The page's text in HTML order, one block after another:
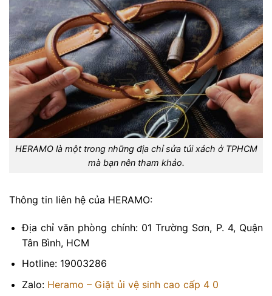
HERAMO là một trong những địa chỉ sửa túi xách ở TPHCM
mà bạn nên tham khảo.
Thông tin liên hệ của HERAMO:
Địa chỉ văn phòng chính: 01 Trường Sơn, P. 4, Quận
Tân Bình, HCM
Hotline: 19003286
Zalo: Heramo – Giặt ủi vệ sinh cao cấp 4 0